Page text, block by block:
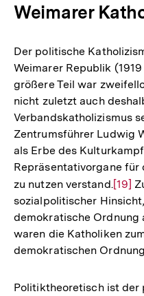
Weimarer
Der politische
Weimarer Republik
größere Teil war
nicht zuletzt auch
Verbandskatholizismus
Zentrumsführer Ludwig
als Erbe des
Repräsentativorgane für
zu nutzen verstand.Zur
der
[19]
sozialpolitischer
demokratische Ordnung
waren die Katholiken
demokratischen
Politiktheoretisch ist der